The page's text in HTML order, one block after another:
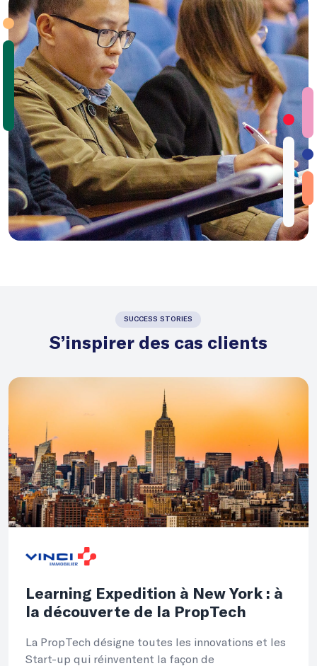
SUCCESS STORIES
S’inspirer des cas clients
Learning Expedition à New York : à
la découverte de la PropTech
La PropTech désigne toutes les innovations et les
Start-up qui réinventent la façon de